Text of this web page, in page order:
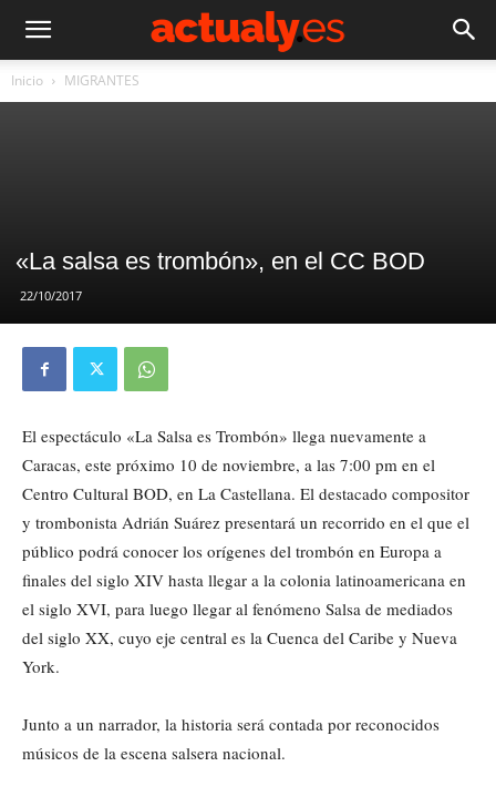
Inicio MIGRANTES
«La salsa es trombón», en el CC BOD
22/10/2017
El espectáculo «La Salsa es Trombón» llega nuevamente a
Caracas, este próximo 10 de noviembre, a las 7:00 pm en el
Centro Cultural BOD, en La Castellana. El destacado compositor
y trombonista Adrián Suárez presentará un recorrido en el que el
público podrá conocer los orígenes del trombón en Europa a
finales del siglo XIV hasta llegar a la colonia latinoamericana en
el siglo XVI, para luego llegar al fenómeno Salsa de mediados
del siglo XX, cuyo eje central es la Cuenca del Caribe y Nueva
York.
Junto a un narrador, la historia será contada por reconocidos
músicos de la escena salsera nacional.